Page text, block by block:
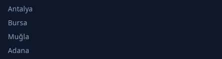
Antalya
Bursa
Muğla
Adana